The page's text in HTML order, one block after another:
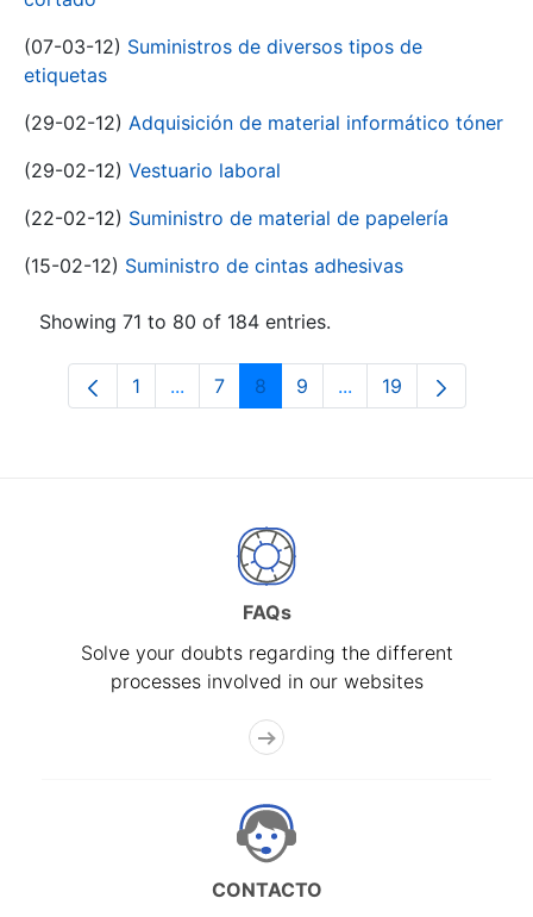
(07-03-12) Suministros de diversos tipos de
etiquetas
(29-02-12) Adquisición de material informático tóner
(29-02-12) Vestuario laboral
(22-02-12) Suministro de material de papelería
(15-02-12) Suministro de cintas adhesivas
Showing 71 to 80 of 184 entries.
Page
1 ...Intermediate Pages Use TAB to
Page
7 Page
8 Page
9 ...Intermediate Pages
Page
19
FAQs
Solve your doubts regarding the different
processes involved in our websites
CONTACTO